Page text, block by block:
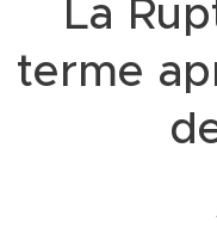
La
terme